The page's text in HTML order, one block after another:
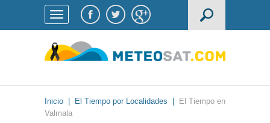
Inicio El Tiempo por Localidades
El Tiempo en
Valmala